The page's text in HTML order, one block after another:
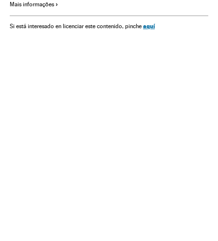
Alexandre Kalil
Coronavirus Covid-19 Alcaldía Belo Horizonte
Mais informações
Si está interesado en licenciar este contenido, pinche aquí